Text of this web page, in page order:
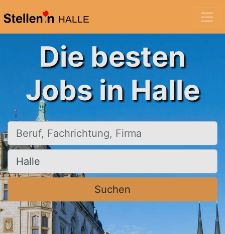
HALLE
Die besten
Jobs in Halle
Beruf, Fachrichtung, Firma
Ort, Stadt
Suchen